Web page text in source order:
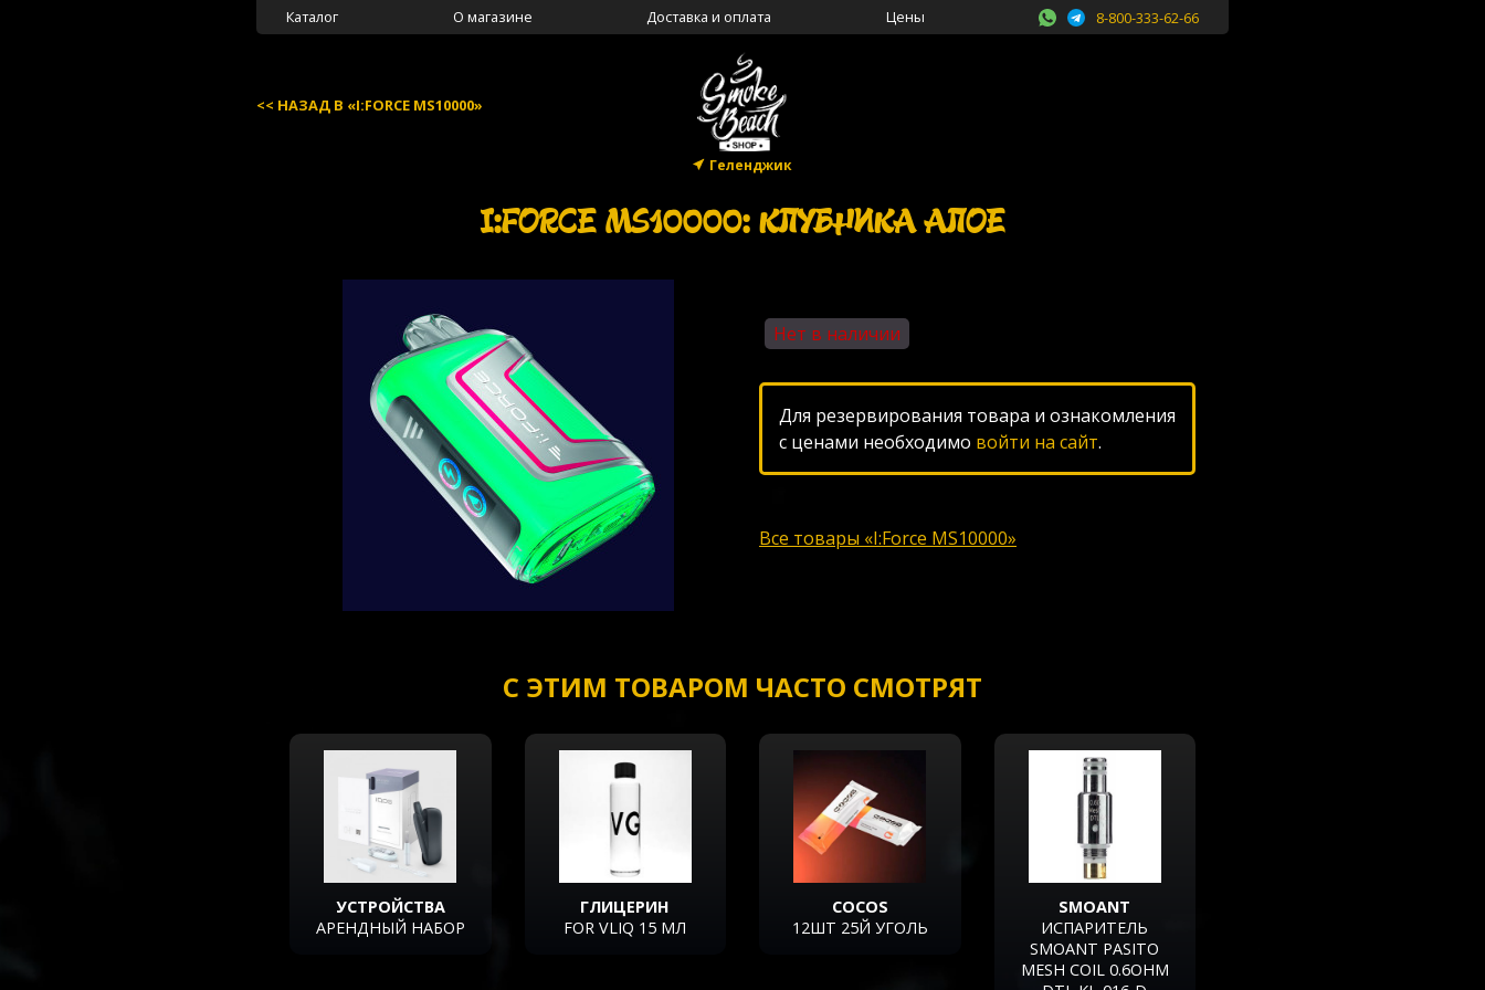
Каталог О магазине Доставка и оплата Цены 8-800-333-62-66
НАЗАД В «I:FORCE MS10000»
Геленджик
I:FORCE MS10000: КЛУБНИКА АЛОЕ
Нет в наличии
Для резервирования товара и ознакомления
с ценами необходимо войти на сайт.
Все товары «I:Force MS10000»
С ЭТИМ ТОВАРОМ ЧАСТО СМОТРЯТ
УСТРОЙСТВА
АРЕНДНЫЙ НАБОР
ГЛИЦЕРИН
FOR VLIQ 15 МЛ
COCOS
12ШТ 25Й УГОЛЬ
SMOANT
ИСПАРИТЕЛЬ
SMOANT PASITO
MESH COIL 0.6OHM